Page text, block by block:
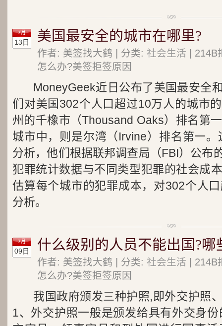
7月
13日 美国最安全的城市在哪里?
作者: 美签找大鹤 | 分类: 社会生活 |
怎么办?美签拒签原因
MoneyGeek近日公布了美国最安全
们对美国302个人口超过10万人的城市
州的千橡市（Thousand Oaks）排名第
城市中，则是尔湾（Irvine）排名第一
分析，他们根据联邦调查局（FBI）公布
犯罪统计数据与不同类型犯罪的社会成
估算每个城市的犯罪成本，对302个人
分析。
7月
09日 什么级别的人员不能出国?哪
作者: 美签找大鹤 | 分类: 社会生活 |
怎么办?美签拒签原因
我国政府颁发三种护照,即外交护照
1、外交护照一般是颁发给具有外交身